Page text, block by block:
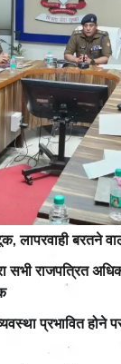
लापरवाही बरतने
सभी राजपत्रित
प्रभावित होने